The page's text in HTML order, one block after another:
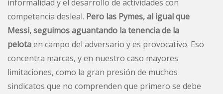
informalidad y el desarrollo de actividades con
competencia desleal. Pero las Pymes, al igual que
Messi, seguimos aguantando la tenencia de la
pelotaen campo del adversario y es provocativo. Eso
concentra marcas, y en nuestro caso mayores
limitaciones, como la gran presión de muchos
sindicatos que no comprenden que primero se debe